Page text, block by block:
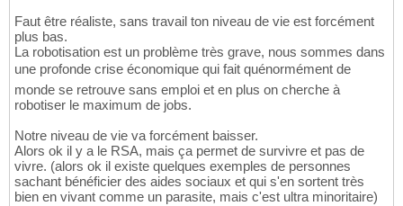
Faut être réaliste, sans travail ton niveau de vie est forcément
plus bas.
La robotisation est un problème très grave, nous sommes dans
une profonde crise économique qui fait quénormément de
monde se retrouve sans emploi et en plus on cherche à
robotiser le maximum de jobs.
Notre niveau de vie va forcément baisser.
Alors ok il y a le RSA, mais ça permet de survivre et pas de
vivre. (alors ok il existe quelques exemples de personnes
sachant bénéficier des aides sociaux et qui s'en sortent très
bien en vivant comme un parasite, mais c'est ultra minoritaire)